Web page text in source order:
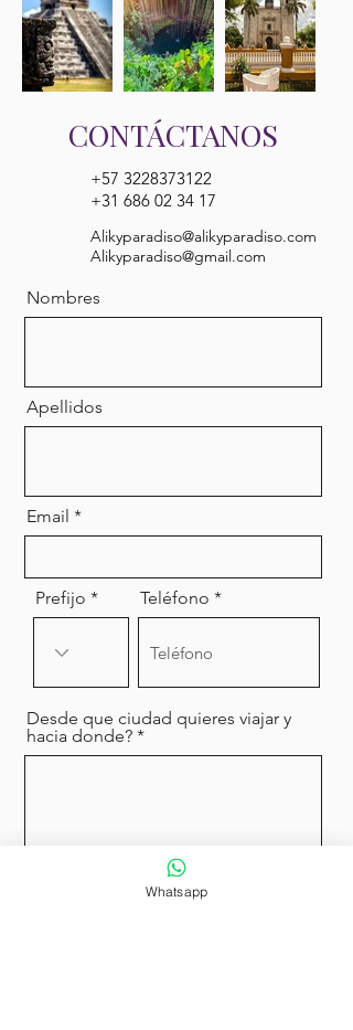
CONTÁCTANOS
+57 3228373122
+31 686 02 34 17
Alikyparadiso@alikyparadiso.com
Alikyparadiso@gmail.com
Nombres
Apellidos
Email
Prefijo Teléfono
Desde que ciudad quieres viajar y
hacia donde?
Enviar
Whatsapp